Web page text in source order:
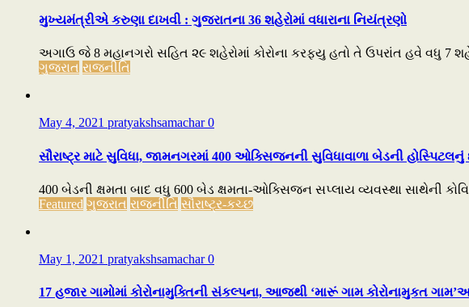
મુખ્યમંત્રીએ કરુણા દાખવી : ગુજરાતના 36 શહેરોમાં વધારાના નિયંત્રણો
અગાઉ જે 8 મહાનગરો સહિત ૨૯ શહેરોમાં કોરોના કરફ્યુ હતો તે ઉપરાંત હવે વધુ 7
ગુજરાત રાજનીતિ
May 4, 2021 pratyakshsamachar0
સૌરાષ્ટ્ર માટે સુવિધા, જામનગરમાં 400 ઓક્સિજનની સુવિધાવાળા બેડની હોસ્પિટલનું
400 બેડની ક્ષમતા બાદ વધુ 600 બેડ ક્ષમતા-ઓક્સિજન સપ્લાય વ્યવસ્થા સાથેની
Featured ગુજરાત રાજનીતિ સૌરાષ્ટ્ર-કચ્છ
May 1, 2021 pratyakshsamachar0
17 હજાર ગામોમાં કોરોનામુક્તિની સંકલ્પના, આજથી ‘મારૂં ગામ કોરોનામુકત